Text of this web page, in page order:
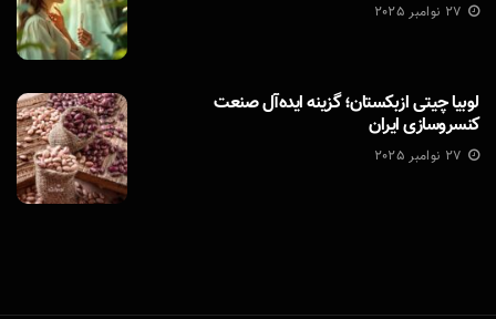
27 نوامبر 2025
لوبیا چیتی ازبکستان؛ گزینه ایده‌آل صنعت
کنسروسازی ایران
27 نوامبر 2025